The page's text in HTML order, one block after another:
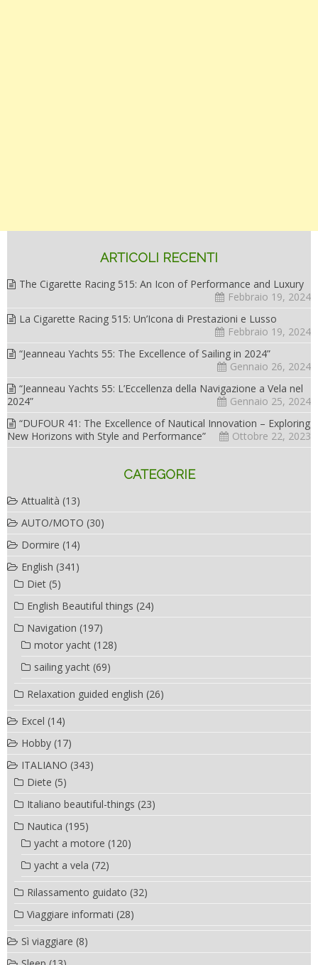
ARTICOLI RECENTI
The Cigarette Racing 515: An Icon of Performance and Luxury
Febbraio 19, 2024
La Cigarette Racing 515: Un’Icona di Prestazioni e Lusso
Febbraio 19, 2024
“Jeanneau Yachts 55: The Excellence of Sailing in 2024”
Gennaio 26, 2024
“Jeanneau Yachts 55: L’Eccellenza della Navigazione a Vela nel
2024”
Gennaio 25, 2024
“DUFOUR 41: The Excellence of Nautical Innovation – Exploring
New Horizons with Style and Performance”
Ottobre 22, 2023
CATEGORIE
Attualità (13)
AUTO/MOTO (30)
Dormire (14)
English (341)
Diet (5)
English Beautiful things (24)
Navigation (197)
motor yacht (128)
sailing yacht (69)
Relaxation guided english (26)
Excel (14)
Hobby (17)
ITALIANO (343)
Diete (5)
Italiano beautiful-things (23)
Nautica (195)
yacht a motore (120)
yacht a vela (72)
Rilassamento guidato (32)
Viaggiare informati (28)
Sì viaggiare (8)